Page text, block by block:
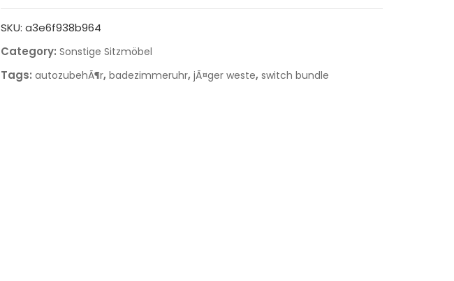
SKU: a3e6f938b964
Category: Sonstige Sitzmöbel
Tags: autozubehÃ¶r, badezimmeruhr, jÃ¤ger weste, switch bundle